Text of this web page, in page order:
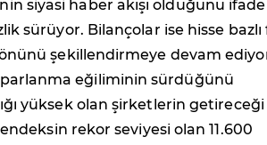
siyasi haber akışı olduğunu ifade
sürüyor. Bilançolar ise hisse bazlı
şekillendirmeye devam
eğiliminin sürdüğünü
yüksek olan şirketlerin getireceği
rekor seviyesi olan 11.600